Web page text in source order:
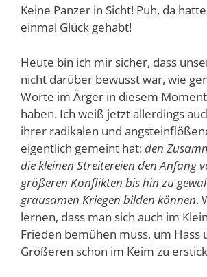
Keine Panzer in Sicht! Puh, da
einmal Glück gehabt!
Heute bin ich mir sicher, dass
nicht darüber bewusst war, wie
Worte im Ärger in diesem
haben. Ich weiß jetzt allerdings
ihrer radikalen und
eigentlich gemeint hat:den
die kleinen Streitereien den Anfang
größeren Konflikten bis hin zu
grausamen Kriegen bilden können.
lernen, dass man sich auch im
Frieden bemühen muss, um Hass
Größeren schon im Keim zu